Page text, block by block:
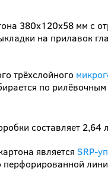
380х120х58 мм с
на прилавок
трёхслойного
по
составляет
является SRP-